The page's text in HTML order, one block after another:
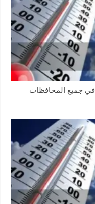
الطقس اليوم الاثنين 12-03-2018 في جميع المحافظات